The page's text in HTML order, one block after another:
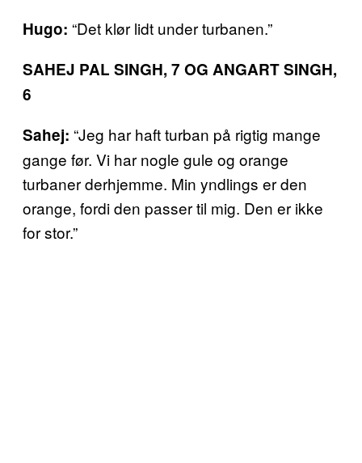
Hugo: “Det klør lidt under turbanen.”
SAHEJ PAL SINGH, 7 OG ANGART SINGH,
6
Sahej: “Jeg har haft turban på rigtig mange
gange før. Vi har nogle gule og orange
turbaner derhjemme. Min yndlings er den
orange, fordi den passer til mig. Den er ikke
for stor.”